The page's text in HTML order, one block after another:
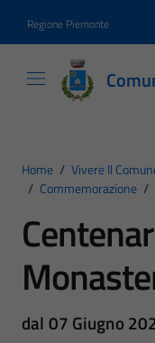
Regione Piemonte
Home / Vivere Il
/ Commemorazione /
dal 07 Giugno